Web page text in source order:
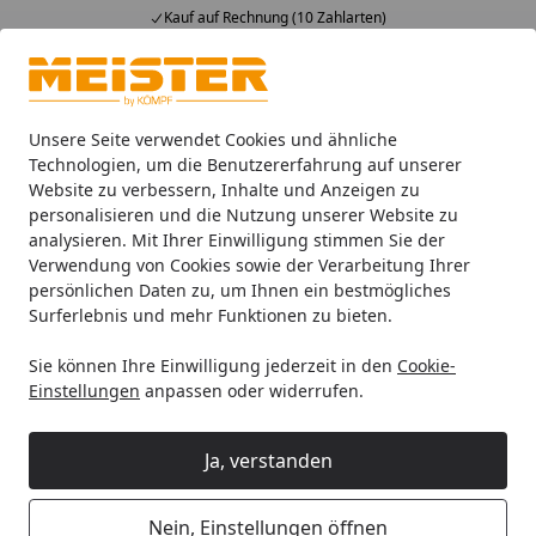
Unsere Seite verwendet Cookies und ähnliche
Technologien, um die Benutzererfahrung auf unserer
Website zu verbessern, Inhalte und Anzeigen zu
personalisieren und die Nutzung unserer Website zu
analysieren. Mit Ihrer Einwilligung stimmen Sie der
Verwendung von Cookies sowie der Verarbeitung Ihrer
persönlichen Daten zu, um Ihnen ein bestmögliches
Surferlebnis und mehr Funktionen zu bieten.
Sie können Ihre Einwilligung jederzeit in den Cookie-
Einstellungen anpassen oder widerrufen.
Ja, verstanden
Nein, Einstellungen öffnen
Kauf auf Rechnung (10 Zahlarten)
Alle Produkte
Mein Konto
Suchen
Startseite
Handmuster Meister Laminatboden MeisterDesign.
Handmuster Meister Laminatboden
MeisterDesign. laminate LD 150
1288 x 198 x 8 mm 07005 Eiche
cremegrau Porensynchron-Struktur